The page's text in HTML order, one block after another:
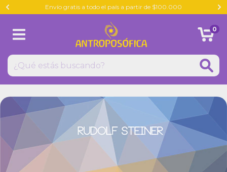
Envío gratis a todo el país a partir de $100.000
0